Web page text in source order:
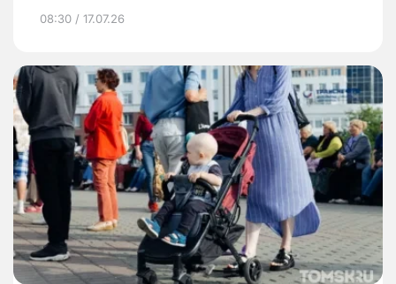
08:30 / 17.07.26